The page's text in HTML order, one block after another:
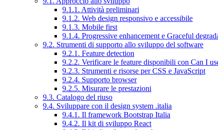
9.1.1. Attività preliminari
9.1.2. Web design responsivo e accessibile
9.1.3. Mobile first
9.1.4. Progressive enhancement e Graceful
9.2. Strumenti di supporto allo sviluppo del software
9.2.1. Feature detection
9.2.2. Verificare le feature disponibili con Can I
9.2.3. Strumenti e risorse per CSS e JavaScript
9.2.4. Supporto browser
9.2.5. Misurare le prestazioni
9.3. Catalogo del riuso
9.4. Sviluppare con il design system .italia
9.4.1. Il framework Bootstrap Italia
9.4.2. Il kit di sviluppo React